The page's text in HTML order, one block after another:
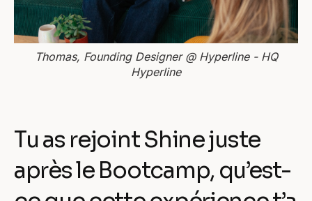
Thomas, Founding Designer @ Hyperline - HQ
Hyperline
Tu as rejoint Shine juste
après le Bootcamp, qu’est-